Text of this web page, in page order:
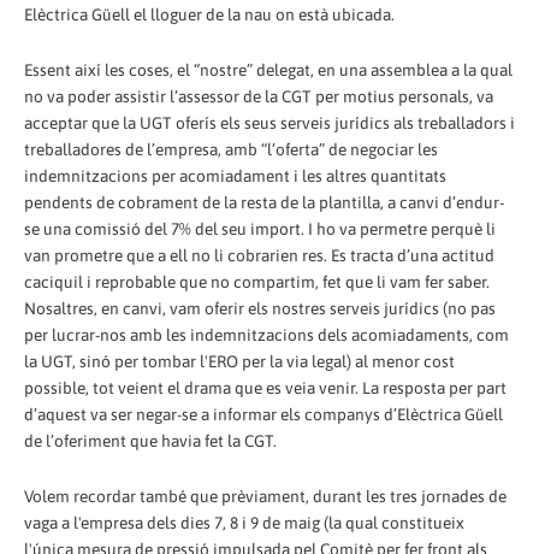
Elèctrica Güell el lloguer de la nau on està ubicada.
Essent així les coses, el “nostre” delegat, en una assemblea a la qual
no va poder assistir l’assessor de la CGT per motius personals, va
acceptar que la UGT oferís els seus serveis jurídics als treballadors i
treballadores de l’empresa, amb “l’oferta” de negociar les
indemnitzacions per acomiadament i les altres quantitats
pendents de cobrament de la resta de la plantilla, a canvi d’endur-
se una comissió del 7% del seu import. I ho va permetre perquè li
van prometre que a ell no li cobrarien res. Es tracta d’una actitud
caciquil i reprobable que no compartim, fet que li vam fer saber.
Nosaltres, en canvi, vam oferir els nostres serveis jurídics (no pas
per lucrar-nos amb les indemnitzacions dels acomiadaments, com
la UGT, sinó per tombar l'ERO per la via legal) al menor cost
possible, tot veient el drama que es veia venir. La resposta per part
d’aquest va ser negar-se a informar els companys d’Elèctrica Güell
de l’oferiment que havia fet la CGT.
Volem recordar també que prèviament, durant les tres jornades de
vaga a l'empresa dels dies 7, 8 i 9 de maig (la qual constitueix
l'única mesura de pressió impulsada pel Comitè per fer front als